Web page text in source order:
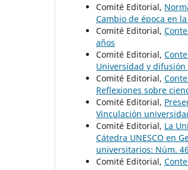
Comité Editorial,
Cambio de época en
Comité Editorial,
años
Comité Editorial,
Universidad y
Comité Editorial,
Reflexiones sobre
Comité Editorial,
Vinculación
Comité Editorial, La
Cátedra UNESCO en
universitarios: Núm.
Comité Editorial,